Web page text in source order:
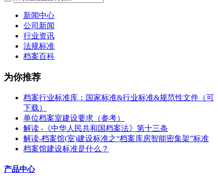
新闻中心
公司新闻
行业资讯
法规标准
档案百科
为你推荐
档案行业标准库：国家标准&行业标准&规范性文件（可
下载）
单位档案室建设要求（参考）
解读 -《中华人民共和国档案法》第十三条
解读-档案馆(室)建设标准之“档案库房智能密集架”标准
档案馆建设标准是什么？
产品中心